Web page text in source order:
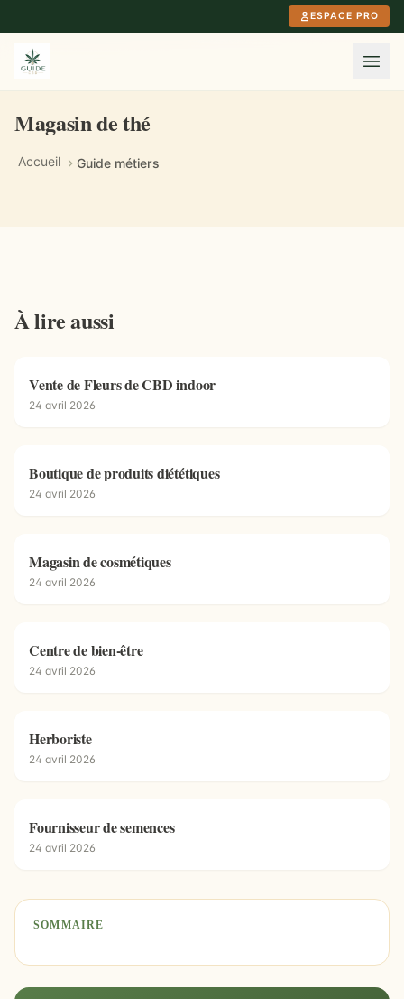
ESPACE PRO
Magasin de thé
Accueil Guide métiers
À lire aussi
Vente de Fleurs de CBD indoor
24 avril 2026
Boutique de produits diététiques
24 avril 2026
Magasin de cosmétiques
24 avril 2026
Centre de bien-être
24 avril 2026
Herboriste
24 avril 2026
Fournisseur de semences
24 avril 2026
SOMMAIRE